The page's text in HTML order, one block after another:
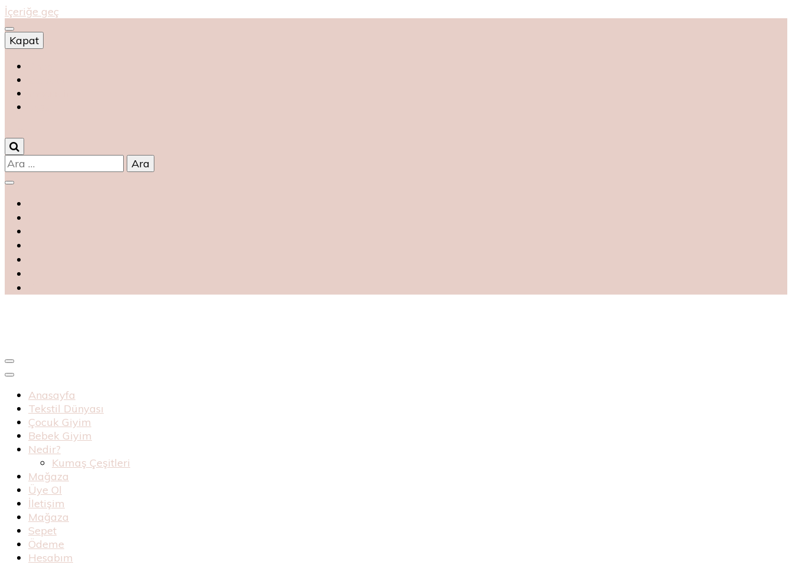
İçeriğe geç
Kapat
Arama:
Haknur Bebe
Anasayfa
Tekstil Dünyası
Çocuk Giyim
Bebek Giyim
Nedir?
Kumaş Çeşitleri
Mağaza
Üye Ol
İletişim
Mağaza
Sepet
Ödeme
Hesabım